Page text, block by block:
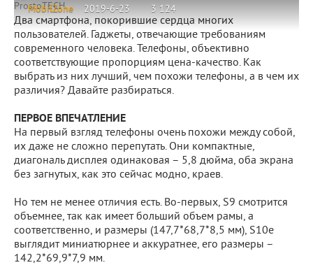
MobilZone 2019-6-23 3 124
ProstoTECH
Два смартфона, покорившие сердца многих
пользователей. Гаджеты, отвечающие требованиям
современного человека. Телефоны, объективно
соответствующие пропорциям цена-качество. Как
выбрать из них лучший, чем похожи телефоны, а в чем их
различия? Давайте разбираться.
ПЕРВОЕ ВПЕЧАТЛЕНИЕ
На первый взгляд телефоны очень похожи между собой,
их даже не сложно перепутать. Они компактные,
диагональ дисплея одинаковая – 5,8 дюйма, оба экрана
без загнутых, как это сейчас модно, краев.
Но тем не менее отличия есть. Во-первых, S9 смотрится
объемнее, так как имеет больший объем рамы, а
соответственно, и размеры (147,7*68,7*8,5 мм), S10e
выглядит миниатюрнее и аккуратнее, его размеры –
142,2*69,9*7,9 мм.